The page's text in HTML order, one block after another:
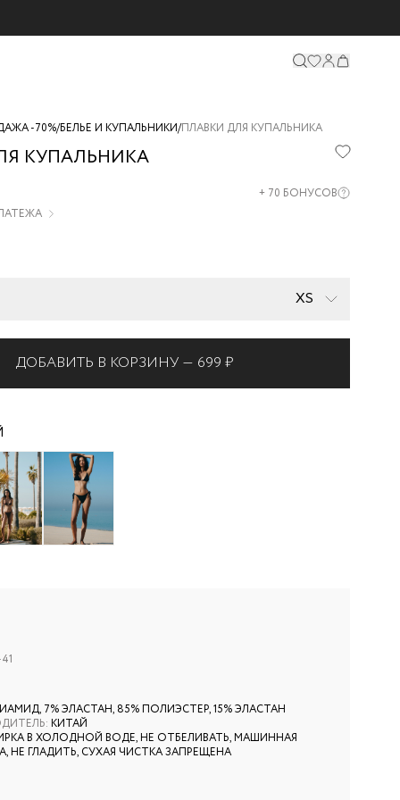
-70%/БЕЛЬЕ И КУПАЛЬНИКИ/ПЛАВКИ ДЛЯ КУПАЛЬНИКА
КУПАЛЬНИКА
+ 70 БОНУСОВ
XS
ДОБАВИТЬ В КОРЗИНУ — 699 ₽
7% ЭЛАСТАН, 85% ПОЛИЭСТЕР, 15% ЭЛАСТАН
: КИТАЙ
В ХОЛОДНОЙ ВОДЕ, НЕ ОТБЕЛИВАТЬ, МАШИННАЯ
НЕ ГЛАДИТЬ, СУХАЯ ЧИСТКА ЗАПРЕЩЕНА